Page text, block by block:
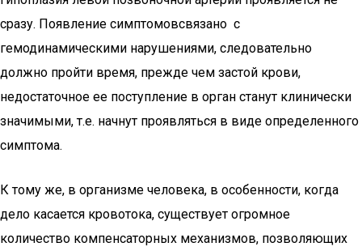
сразу. Появление симптомовсвязано с
гемодинамическими нарушениями, следовательно
должно пройти время, прежде чем застой крови,
недостаточное ее поступление в орган станут клинически
значимыми, т.е. начнут проявляться в виде определенного
симптома.
К тому же, в организме человека, в особенности, когда
дело касается кровотока, существует огромное
количество компенсаторных механизмов, позволяющих